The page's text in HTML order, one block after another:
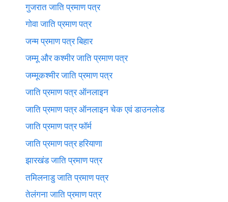
गुजरात जाति प्रमाण पत्र
गोवा जाति प्रमाण पत्र
जन्म प्रमाण पत्र बिहार
जम्मू और कश्मीर जाति प्रमाण पत्र
जम्मूकश्मीर जाति प्रमाण पत्र
जाति प्रमाण पत्र ऑनलाइन
जाति प्रमाण पत्र ऑनलाइन चेक एवं डाउनलोड
जाति प्रमाण पत्र फॉर्म
जाति प्रमाण पत्र हरियाणा
झारखंड जाति प्रमाण पत्र
तमिलनाडु जाति प्रमाण पत्र
तेलंगना जाति प्रमाण पत्र